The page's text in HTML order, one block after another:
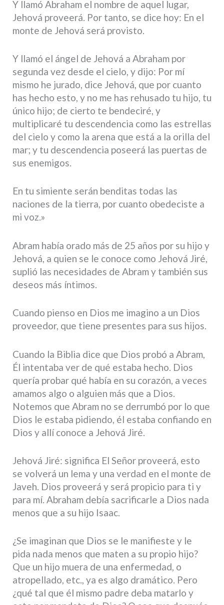
Y llamó Abraham el nombre de aquel lugar,
Jehová proveerá. Por tanto, se dice hoy: En el
monte de Jehová será provisto.
Y llamó el ángel de Jehová a Abraham por
segunda vez desde el cielo, y dijo: Por mí
mismo he jurado, dice Jehová, que por cuanto
has hecho esto, y no me has rehusado tu hijo, tu
único hijo; de cierto te bendeciré, y
multiplicaré tu descendencia como las estrellas
del cielo y como la arena que está a la orilla del
mar; y tu descendencia poseerá las puertas de
sus enemigos.
En tu simiente serán benditas todas las
naciones de la tierra, por cuanto obedeciste a
mi voz.»
Abram había orado más de 25 años por su hijo y
Jehová, a quien se le conoce como Jehová Jiré,
suplió las necesidades de Abram y también sus
deseos más íntimos.
Cuando pienso en Dios me imagino a un Dios
proveedor, que tiene presentes para sus hijos.
Cuando la Biblia dice que Dios probó a Abram,
Él intentaba ver de qué estaba hecho. Dios
quería probar qué había en su corazón, a veces
amamos algo o alguien más que a Dios.
Notemos que Abram no se derrumbó por lo que
Dios le estaba pidiendo, él estaba confiando en
Dios y allí conoce a Jehová Jiré.
Jehová Jiré: significa El Señor proveerá, esto
se volverá un lema y una verdad en el monte de
Javeh. Dios proveerá y será propicio para ti y
para mí. Abraham debía sacrificarle a Dios nada
menos que a su hijo Isaac.
¿Se imaginan que Dios se le manifieste y le
pida nada menos que maten a su propio hijo?
Que un hijo muera de una enfermedad, o
atropellado, etc., ya es algo dramático. Pero
¿qué tal que él mismo padre deba matarlo y